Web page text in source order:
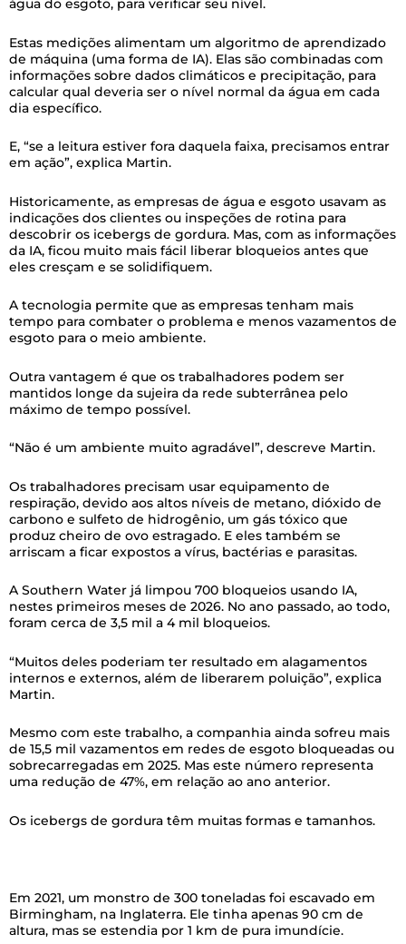
água do esgoto, para verificar seu nível.
Estas medições alimentam um algoritmo de aprendizado
de máquina (uma forma de IA). Elas são combinadas com
informações sobre dados climáticos e precipitação, para
calcular qual deveria ser o nível normal da água em cada
dia específico.
E, “se a leitura estiver fora daquela faixa, precisamos entrar
em ação”, explica Martin.
Historicamente, as empresas de água e esgoto usavam as
indicações dos clientes ou inspeções de rotina para
descobrir os icebergs de gordura. Mas, com as informações
da IA, ficou muito mais fácil liberar bloqueios antes que
eles cresçam e se solidifiquem.
A tecnologia permite que as empresas tenham mais
tempo para combater o problema e menos vazamentos de
esgoto para o meio ambiente.
Outra vantagem é que os trabalhadores podem ser
mantidos longe da sujeira da rede subterrânea pelo
máximo de tempo possível.
“Não é um ambiente muito agradável”, descreve Martin.
Os trabalhadores precisam usar equipamento de
respiração, devido aos altos níveis de metano, dióxido de
carbono e sulfeto de hidrogênio, um gás tóxico que
produz cheiro de ovo estragado. E eles também se
arriscam a ficar expostos a vírus, bactérias e parasitas.
A Southern Water já limpou 700 bloqueios usando IA,
nestes primeiros meses de 2026. No ano passado, ao todo,
foram cerca de 3,5 mil a 4 mil bloqueios.
“Muitos deles poderiam ter resultado em alagamentos
internos e externos, além de liberarem poluição”, explica
Martin.
Mesmo com este trabalho, a companhia ainda sofreu mais
de 15,5 mil vazamentos em redes de esgoto bloqueadas ou
sobrecarregadas em 2025. Mas este número representa
uma redução de 47%, em relação ao ano anterior.
Os icebergs de gordura têm muitas formas e tamanhos.
Em 2021, um monstro de 300 toneladas foi escavado em
Birmingham, na Inglaterra. Ele tinha apenas 90 cm de
altura, mas se estendia por 1 km de pura imundície.